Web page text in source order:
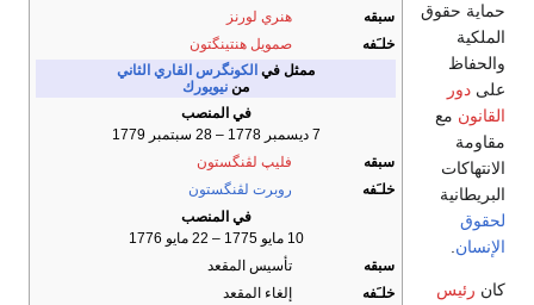
سبقه
هنري لورنز
خلـَفه
صمويل هنتينگتون
ممثل في الكونگرس القاري الثاني
من نيويورك
في المنصب
7 ديسمبر 1778 – 28 سبتمبر 1779
سبقه
فليپ لڤنگستون
خلـَفه
روبرت لڤنگستون
في المنصب
10 مايو 1775 – 22 مايو 1776
سبقه
تأسيس المقعد
خلـَفه
إلغاء المقعد
حماية حقوق
الملكية
والحفاظ
على دور
القانون مع
مقاومة
الانتهاكات
البريطانية
لحقوق
الإنسان
كان رئيس